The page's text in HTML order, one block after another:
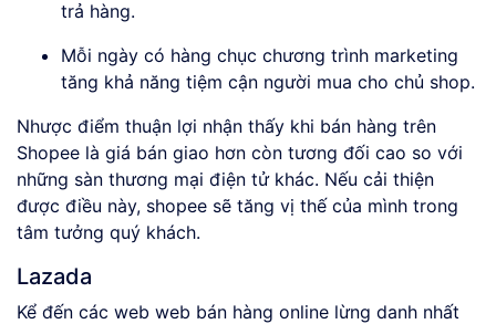
trả hàng.
Mỗi ngày có hàng chục chương trình marketing
tăng khả năng tiệm cận người mua cho chủ shop.
Nhược điểm thuận lợi nhận thấy khi bán hàng trên
Shopee là giá bán giao hơn còn tương đối cao so với
những sàn thương mại điện tử khác. Nếu cải thiện
được điều này, shopee sẽ tăng vị thế của mình trong
tâm tưởng quý khách.
Lazada
Kể đến các web web bán hàng online lừng danh nhất